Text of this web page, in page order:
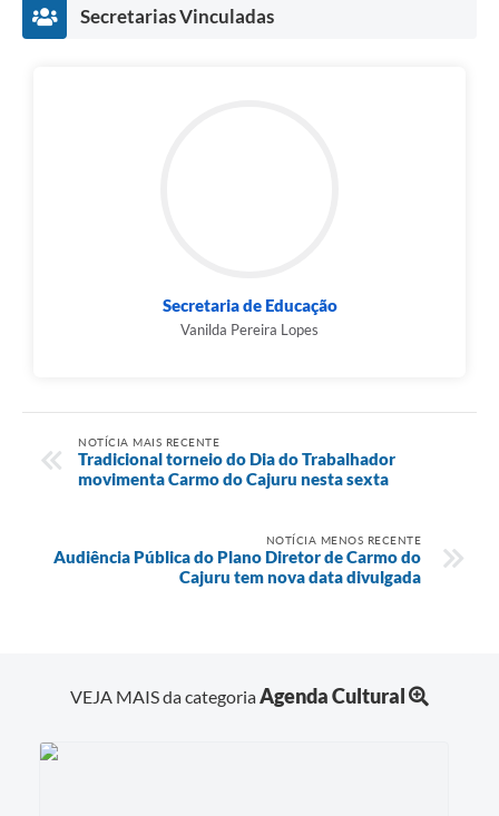
Secretarias Vinculadas
Secretaria de Educação
Vanilda Pereira Lopes
NOTÍCIA MAIS RECENTE
Tradicional torneio do Dia do Trabalhador
movimenta Carmo do Cajuru nesta sexta
NOTÍCIA MENOS RECENTE
Audiência Pública do Plano Diretor de Carmo do
Cajuru tem nova data divulgada
VEJA MAIS da categoriaAgenda Cultural